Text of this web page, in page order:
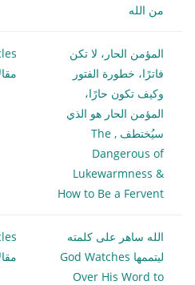
من الله
المؤمن الحار، لا تكن
فاترًا، خطورة الفتور
وكيف تكون حارًا،
المؤمن الحار هو الذي
سيُختطف , The
Dangerous of
Lukewarmness &
How to Be a Fervent
الله ساهر على كلمته
ليتممها God Watches
Over His Word to